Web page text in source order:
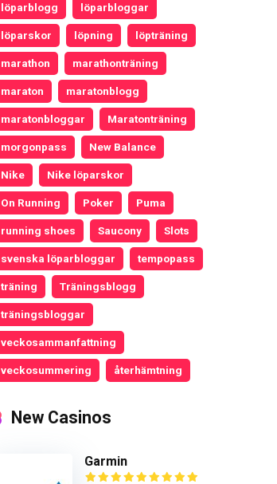
löparblogg löparbloggar
löparskor löpning löpträning
marathon marathonträning
maraton maratonblogg
maratonbloggar Maratonträning
morgonpass New Balance
Nike Nike löparskor
On Running Poker Puma
running shoes Saucony Slots
svenska löparbloggar tempopass
träning Träningsblogg
träningsbloggar
veckosammanfattning
veckosummering återhämtning
New Casinos
Garmin